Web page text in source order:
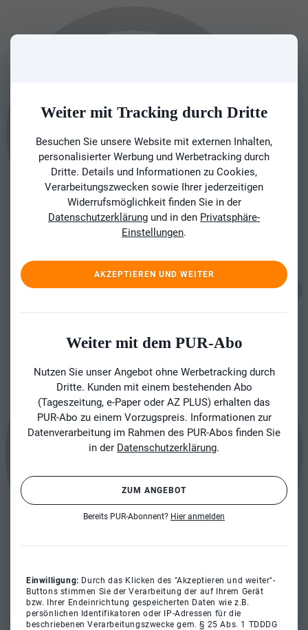
Weiter mit Tracking durch Dritte
Besuchen Sie unsere Website mit externen Inhalten,
personalisierter Werbung und Werbetracking durch
Dritte. Details und Informationen zu Cookies,
Verarbeitungszwecken sowie Ihrer jederzeitigen
Widerrufsmöglichkeit finden Sie in der
Datenschutzerklärung und in den Privatsphäre-
Einstellungen.
AKZEPTIEREN UND WEITER
Weiter mit dem PUR-Abo
Nutzen Sie unser Angebot ohne Werbetracking durch
Dritte. Kunden mit einem bestehenden Abo
(Tageszeitung, e-Paper oder AZ PLUS) erhalten das
PUR-Abo zu einem Vorzugspreis. Informationen zur
Datenverarbeitung im Rahmen des PUR-Abos finden Sie
in der Datenschutzerklärung.
ZUM ANGEBOT
Bereits PUR-Abonnent? Hier anmelden
Einwilligung: Durch das Klicken des "Akzeptieren und weiter"-
Buttons stimmen Sie der Verarbeitung der auf Ihrem Gerät
bzw. Ihrer Endeinrichtung gespeicherten Daten wie z.B.
persönlichen Identifikatoren oder IP-Adressen für die
beschriebenen Verarbeitungszwecke gem. § 25 Abs. 1 TDDDG